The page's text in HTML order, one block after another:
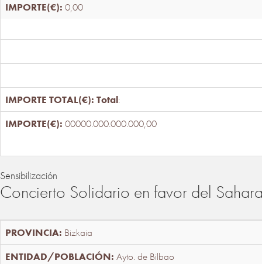
0,00
Total:
00000.000.000.000,00
Sensibilización
Concierto Solidario en favor del
Bizkaia
Ayto. de Bilbao